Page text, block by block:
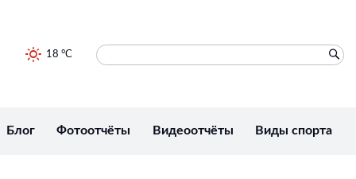
18 °C
Блог Фотоотчёты Видеоотчёты Виды спорта